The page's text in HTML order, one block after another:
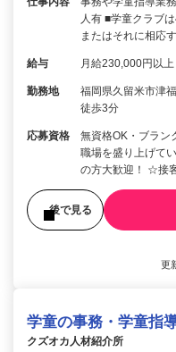
人有 ■学童クラブ
またはそれに相応
給与 月給230,000円以上
勤務地
福岡県久留米市津
徒歩3分
応募資格
無資格OK・ブラ
職場を盛り上げて
の方大歓迎！ ☆接
後で見る
更
学童の事務・学童指
クズオカ人材紹介所